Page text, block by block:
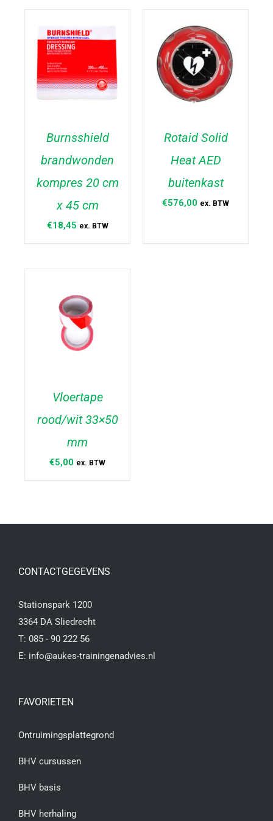
TOEVOEGEN AAN
DETAILS
Burnsshield
brandwonden
kompres 20 cm
x 45 cm
€18,45 ex. BTW
TOEVOEGEN AAN
DETAILS
Rotaid Solid
Heat AED
buitenkast
€576,00 ex. BTW
TOEVOEGEN AAN
DETAILS
Vloertape
rood/wit 33×50
mm
€5,00 ex. BTW
CONTACTGEGEVENS
Stationspark 1200
3364 DA Sliedrecht
T: 085 - 90 222 56
E: info@aukes-trainingenadvies.nl
FAVORIETEN
Ontruimingsplattegrond
BHV cursussen
BHV basis
BHV herhaling